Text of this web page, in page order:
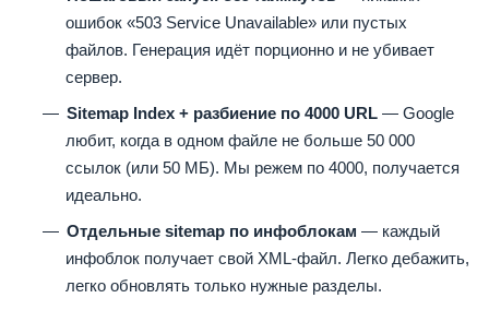
ошибок «503 Service Unavailable» или пустых
файлов. Генерация идёт порционно и не убивает
сервер.
Sitemap Index + разбиение по 4000 URL— Google
любит, когда в одном файле не больше 50 000
ссылок (или 50 МБ). Мы режем по 4000, получается
идеально.
Отдельные sitemap по инфоблокам — каждый
инфоблок получает свой XML-файл. Легко дебажить,
легко обновлять только нужные разделы.